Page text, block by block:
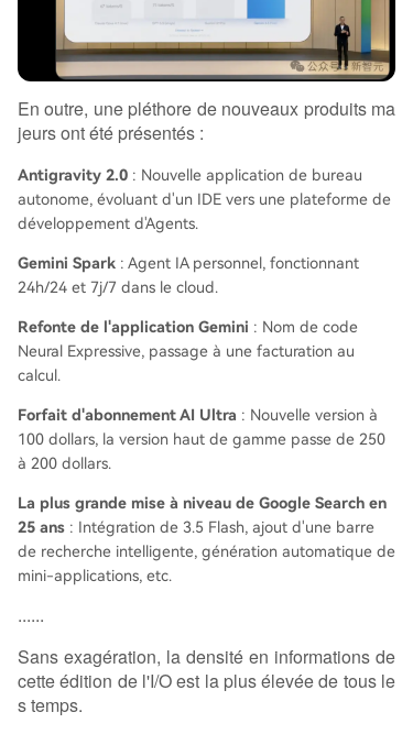
En outre, une pléthore de nouveaux produits ma
jeurs ont été présentés :
Antigravity 2.0 : Nouvelle application de bureau
autonome, évoluant d'un IDE vers une plateforme de
développement d'Agents.
Gemini Spark : Agent IA personnel, fonctionnant
24h/24 et 7j/7 dans le cloud.
Refonte de l'application Gemini : Nom de code
Neural Expressive, passage à une facturation au
calcul.
Forfait d'abonnement AI Ultra : Nouvelle version à
100 dollars, la version haut de gamme passe de 250
à 200 dollars.
La plus grande mise à niveau de Google Search en
25 ans : Intégration de 3.5 Flash, ajout d'une barre
de recherche intelligente, génération automatique de
mini-applications, etc.
......
Sans exagération, la densité en informations de
cette édition de l'I/O est la plus élevée de tous le
s temps.